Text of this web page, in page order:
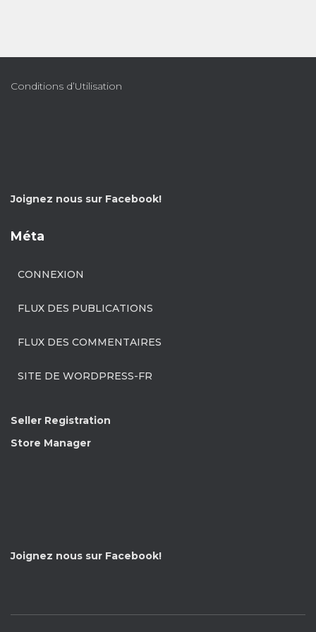
Conditions d’Utilisation
Joignez nous sur Facebook!
Méta
CONNEXION
FLUX DES PUBLICATIONS
FLUX DES COMMENTAIRES
SITE DE WORDPRESS-FR
Seller Registration
Store Manager
Joignez nous sur Facebook!